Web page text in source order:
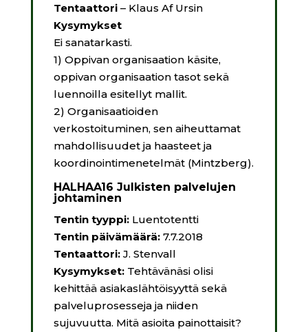
Tentaattori– Klaus Af Ursin
Kysymykset
Ei sanatarkasti.
1) Oppivan organisaation käsite,
oppivan organisaation tasot sekä
luennoilla esitellyt mallit.
2) Organisaatioiden
verkostoituminen, sen aiheuttamat
mahdollisuudet ja haasteet ja
koordinointimenetelmät (Mintzberg).
HALHAA16 Julkisten palvelujen
johtaminen
Tentintyyppi:Luentotentti
Tentinpäivämäärä:7.7.2018
Tentaattori:J. Stenvall
Kysymykset:Tehtävänäsi olisi
kehittää asiakaslähtöisyyttä sekä
palveluprosesseja ja niiden
sujuvuutta. Mitä asioita painottaisit?